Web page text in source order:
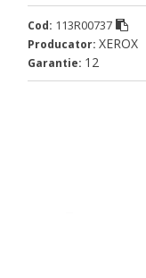
Cod: 113R00737
Producator: XEROX
Garantie: 12